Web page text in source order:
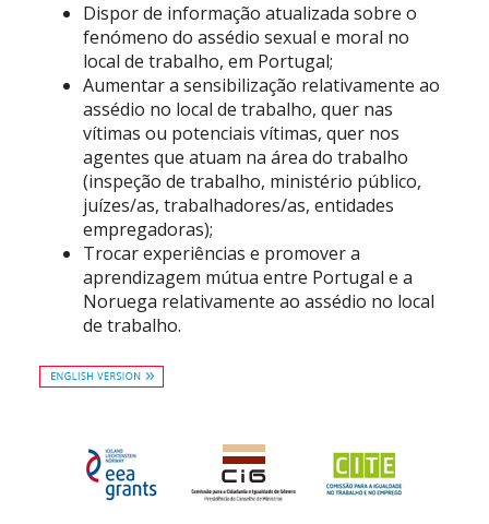
Dispor de informação atualizada sobre o
fenómeno do assédio sexual e moral no
local de trabalho, em Portugal;
Aumentar a sensibilização relativamente ao
assédio no local de trabalho, quer nas
vítimas ou potenciais vítimas, quer nos
agentes que atuam na área do trabalho
(inspeção de trabalho, ministério público,
juízes/as, trabalhadores/as, entidades
empregadoras);
Trocar experiências e promover a
aprendizagem mútua entre Portugal e a
Noruega relativamente ao assédio no local
de trabalho.